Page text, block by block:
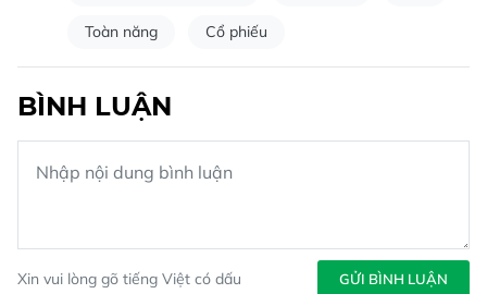
Toàn năng Cổ phiếu
BÌNH LUẬN
Xin vui lòng gõ tiếng Việt có dấu GỬI BÌNH LUẬN